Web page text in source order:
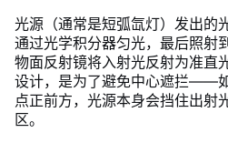
光源（通常是短弧氙灯）发出的
通过光学积分器匀光，最后照射
物面反射镜将入射光反射为准直
设计，是为了避免中心遮拦——
点正前方，光源本身会挡住出射
区。